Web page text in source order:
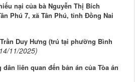
nại của bà Nguyễn Thị Bích
Phú 7, xã Tân Phú, tỉnh Đồng Nai
Duy Hưng (trú tại phường Bình
11/2025)
liên quan đến bản án của Tòa án